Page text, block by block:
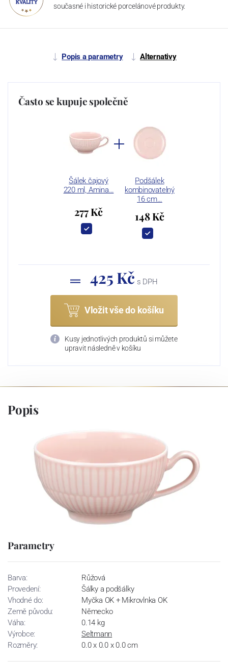
současné i historické porcelánové produkty.
Popis a parametry Alternativy
Často se kupuje společně
Šálek čajový
220 ml, Amina…
277 Kč
Podšálek
kombinovatelný
16 cm…
148 Kč
425 Kč s DPH
Vložit vše do košíku
Kusy jednotlivých produktů si můžete
upravit následně v košíku
Popis
Parametry
Barva:
Růžová
Provedení:
Šálky a podšálky
Vhodné do:
Myčka OK + Mikrovlnka OK
Země původu:
Německo
Váha:
0.14 kg
Výrobce:
Seltmann
Rozměry:
0.0 x 0.0 x 0.0 cm